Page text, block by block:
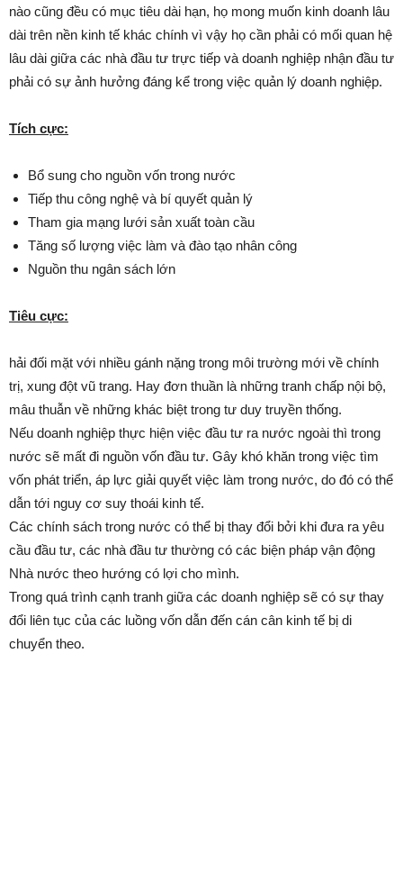
nào cũng đều có mục tiêu dài hạn, họ mong muốn kinh doanh lâu
dài trên nền kinh tế khác chính vì vậy họ cần phải có mối quan hệ
lâu dài giữa các nhà đầu tư trực tiếp và doanh nghiệp nhận đầu tư
phải có sự ảnh hưởng đáng kể trong việc quản lý doanh nghiệp.
Tích cực:
Bổ sung cho nguồn vốn trong nước
Tiếp thu công nghệ và bí quyết quản lý
Tham gia mạng lưới sản xuất toàn cầu
Tăng số lượng việc làm và đào tạo nhân công
Nguồn thu ngân sách lớn
Tiêu cực:
hải đối mặt với nhiều gánh nặng trong môi trường mới về chính
trị, xung đột vũ trang. Hay đơn thuần là những tranh chấp nội bộ,
mâu thuẫn về những khác biệt trong tư duy truyền thống.
Nếu doanh nghiệp thực hiện việc đầu tư ra nước ngoài thì trong
nước sẽ mất đi nguồn vốn đầu tư. Gây khó khăn trong việc tìm
vốn phát triển, áp lực giải quyết việc làm trong nước, do đó có thể
dẫn tới nguy cơ suy thoái kinh tế.
Các chính sách trong nước có thể bị thay đổi bởi khi đưa ra yêu
cầu đầu tư, các nhà đầu tư thường có các biện pháp vận động
Nhà nước theo hướng có lợi cho mình.
Trong quá trình cạnh tranh giữa các doanh nghiệp sẽ có sự thay
đổi liên tục của các luồng vốn dẫn đến cán cân kinh tế bị di
chuyển theo.